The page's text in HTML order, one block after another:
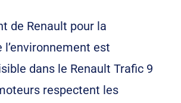
de Renault pour la
est
dans le Renault Trafic 9
respectent les